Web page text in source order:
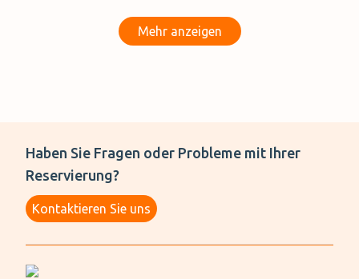
Mehr anzeigen
Haben Sie Fragen oder Probleme mit Ihrer
Reservierung?
Kontaktieren Sie uns